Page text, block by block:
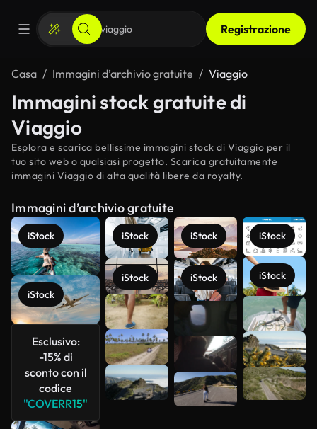
Registrazione
Casa Immagini d’archivio gratuite Viaggio
Immagini stock gratuite di
Viaggio
Esplora e scarica bellissime immagini stock di Viaggio per il
tuo sito web o qualsiasi progetto. Scarica gratuitamente
immagini Viaggio di alta qualità libere da royalty.
Immagini d’archivio gratuite
iStock
iStock
Esclusivo:
-15% di
sconto con il
codice
"COVERR15"
iStock
iStock
iStock
iStock
iStock
iStock
Scopri di
più